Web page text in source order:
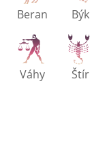
Beran Býk
Váhy Štír